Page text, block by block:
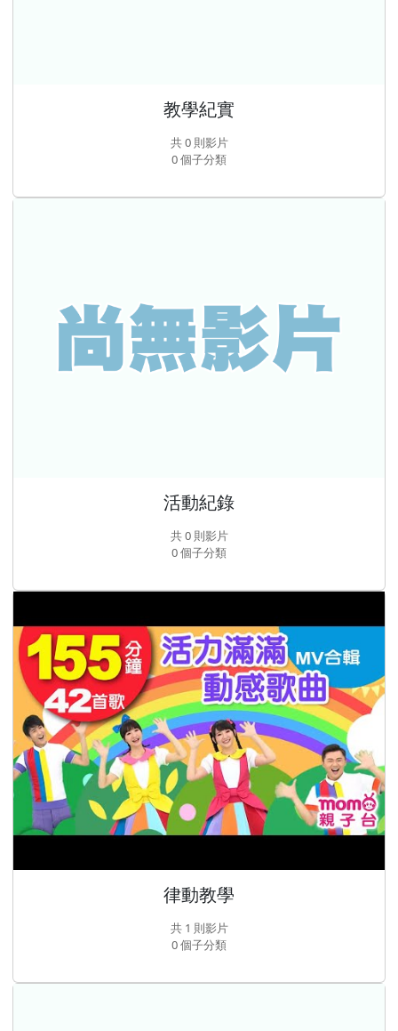
教學紀實
共 0 則影片
0 個子分類
活動紀錄
共 0 則影片
0 個子分類
律動教學
共 1 則影片
0 個子分類